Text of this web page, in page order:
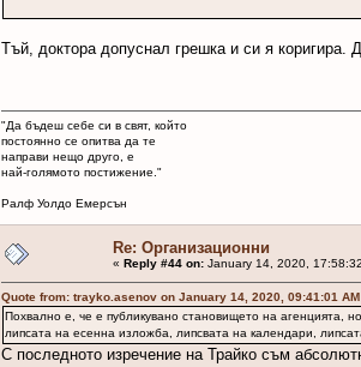
Тъй, доктора допуснал грешка и си я коригира.
"Да бъдеш себе си в свят, който
постоянно се опитва да те
направи нещо друго, е
най-голямото постижение."
Ралф Уолдо Емерсън
Re: Организационни
« Reply #44 on:January 14, 2020,
Quote from: trayko.asenov on January 14, 2020, 09:41:01 AM
Похвално е, че е публикувано становището на агенцията,
липсата на есенна изложба, липсвата на календари,
С последното изречение на Трайко съм